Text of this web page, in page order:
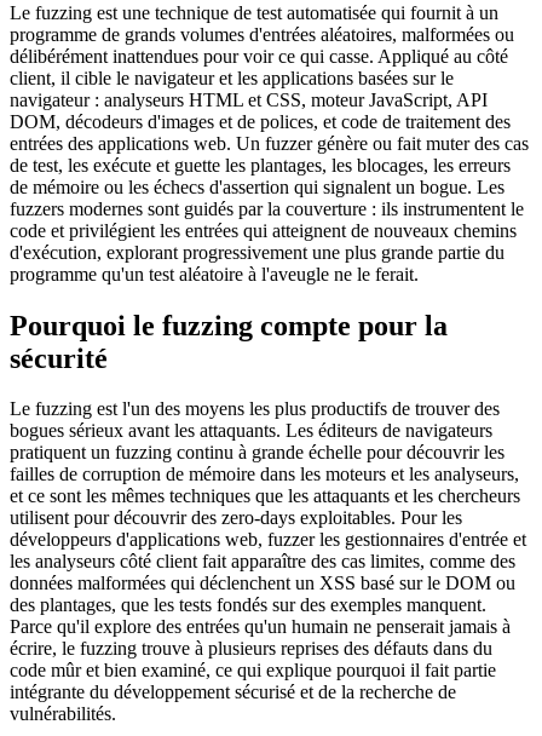
Le fuzzing est une technique de test automatisée qui fournit à un
programme de grands volumes d'entrées aléatoires, malformées ou
délibérément inattendues pour voir ce qui casse. Appliqué au côté
client, il cible le navigateur et les applications basées sur le
navigateur : analyseurs HTML et CSS, moteur JavaScript, API
DOM, décodeurs d'images et de polices, et code de traitement des
entrées des applications web. Un fuzzer génère ou fait muter des cas
de test, les exécute et guette les plantages, les blocages, les erreurs
de mémoire ou les échecs d'assertion qui signalent un bogue. Les
fuzzers modernes sont guidés par la couverture : ils instrumentent le
code et privilégient les entrées qui atteignent de nouveaux chemins
d'exécution, explorant progressivement une plus grande partie du
programme qu'un test aléatoire à l'aveugle ne le ferait.
Pourquoi le fuzzing compte pour la
sécurité
Le fuzzing est l'un des moyens les plus productifs de trouver des
bogues sérieux avant les attaquants. Les éditeurs de navigateurs
pratiquent un fuzzing continu à grande échelle pour découvrir les
failles de corruption de mémoire dans les moteurs et les analyseurs,
et ce sont les mêmes techniques que les attaquants et les chercheurs
utilisent pour découvrir des zero-days exploitables. Pour les
développeurs d'applications web, fuzzer les gestionnaires d'entrée et
les analyseurs côté client fait apparaître des cas limites, comme des
données malformées qui déclenchent un XSS basé sur le DOM ou
des plantages, que les tests fondés sur des exemples manquent.
Parce qu'il explore des entrées qu'un humain ne penserait jamais à
écrire, le fuzzing trouve à plusieurs reprises des défauts dans du
code mûr et bien examiné, ce qui explique pourquoi il fait partie
intégrante du développement sécurisé et de la recherche de
vulnérabilités.